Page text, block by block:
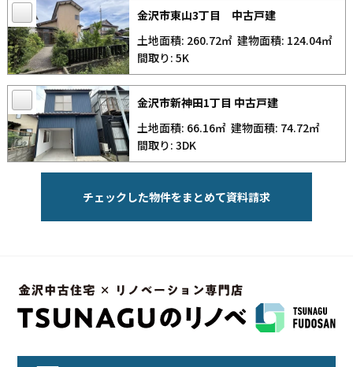
金沢市東山3丁目 中古戸建
土地面積: 260.72㎡建物面積: 124.04㎡
間取り: 5K
金沢市新神田1丁目 中古戸建
土地面積: 66.16㎡建物面積: 74.72㎡
間取り: 3DK